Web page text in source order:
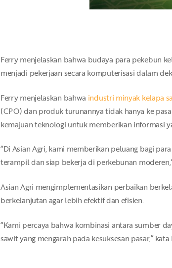
Ferry menjelaskan bahwa budaya para pekebun
menjadi pekerjaan secara komputerisasi dalam
Ferry menjelaskan bahwa industri minyak kelapa
(CPO) dan produk turunannya tidak hanya ke
kemajuan teknologi untuk memberikan informasi
“Di Asian Agri, kami memberikan peluang bagi
terampil dan siap bekerja di perkebunan
Asian Agri mengimplementasikan perbaikan
berkelanjutan agar lebih efektif dan efisien.
“Kami percaya bahwa kombinasi antara sumber
sawit yang mengarah pada kesuksesan pasar,” kata